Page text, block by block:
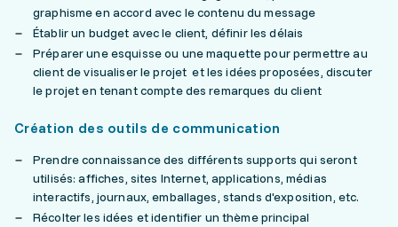
graphisme en accord avec le contenu du message
Établir un budget avec le client, définir les délais
Préparer une esquisse ou une maquette pour permettre au
client de visualiser le projet et les idées proposées, discuter
le projet en tenant compte des remarques du client
Création des outils de communication
Prendre connaissance des différents supports qui seront
utilisés: affiches, sites Internet, applications, médias
interactifs, journaux, emballages, stands d'exposition, etc.
Récolter les idées et identifier un thème principal